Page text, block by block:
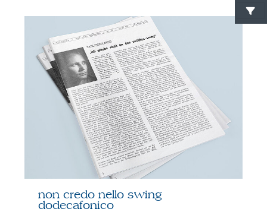
non credo nello swing
dodecafonico